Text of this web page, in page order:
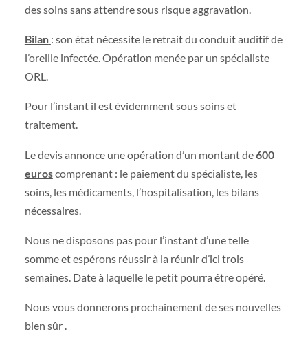
des soins sans attendre sous risque aggravation.
Bilan : son état nécessite le retrait du conduit auditif de
l’oreille infectée. Opération menée par un spécialiste
ORL.
Pour l’instant il est évidemment sous soins et
traitement.
Le devis annonce une opération d’un montant de600
euroscomprenant : le paiement du spécialiste, les
soins, les médicaments, l’hospitalisation, les bilans
nécessaires.
Nous ne disposons pas pour l’instant d’une telle
somme et espérons réussir à la réunir d’ici trois
semaines. Date à laquelle le petit pourra être opéré.
Nous vous donnerons prochainement de ses nouvelles
bien sûr .